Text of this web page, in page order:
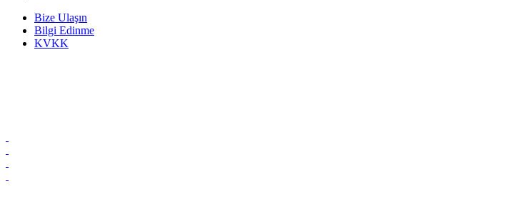
Bize Ulaşın
Bilgi Edinme
KVKK